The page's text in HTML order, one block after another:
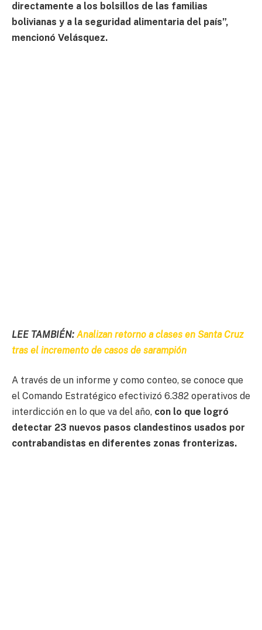
directamente a los bolsillos de las familias
bolivianas y a la seguridad alimentaria del país”,
mencionó Velásquez.
LEE TAMBIÉN: Analizan retorno a clases en Santa Cruz
tras el incremento de casos de sarampión
A través de un informe y como conteo, se conoce que
el Comando Estratégico efectivizó 6.382 operativos de
interdicción en lo que va del año, con lo que logró
detectar 23 nuevos pasos clandestinos usados por
contrabandistas en diferentes zonas fronterizas.